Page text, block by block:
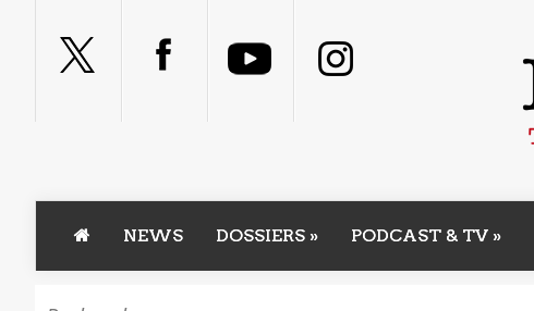
NEWS DOSSIERS » PODCAST & TV »